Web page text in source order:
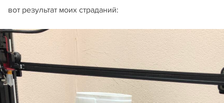
вот результат моих страданий: